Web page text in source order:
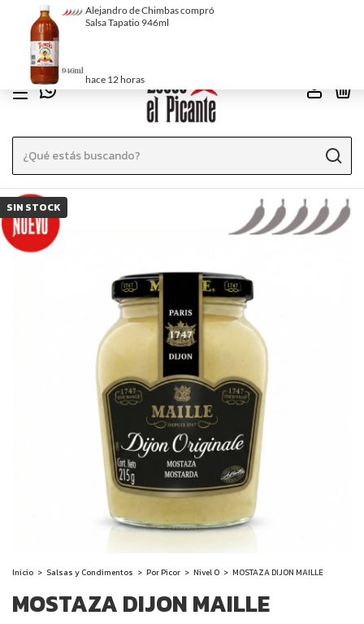
EN EL MENÚ ENCONTRÁS LAS SALSAS ORDENADAS POR PICOR
SIN STOCK
Inicio > Salsas y Condimentos > Por Picor > Nivel 0 > MOSTAZA DIJON MAILLE
MOSTAZA DIJON MAILLE